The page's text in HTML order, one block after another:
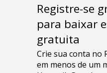
Registre-se
para baixar
gratuita